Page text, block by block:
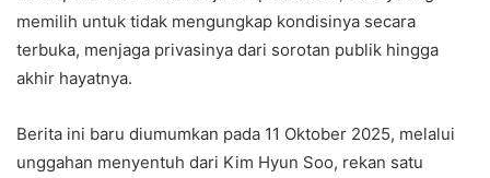
memilih untuk tidak mengungkap kondisinya secara
terbuka, menjaga privasinya dari sorotan publik hingga
akhir hayatnya.
Berita ini baru diumumkan pada 11 Oktober 2025, melalui
unggahan menyentuh dari Kim Hyun Soo, rekan satu